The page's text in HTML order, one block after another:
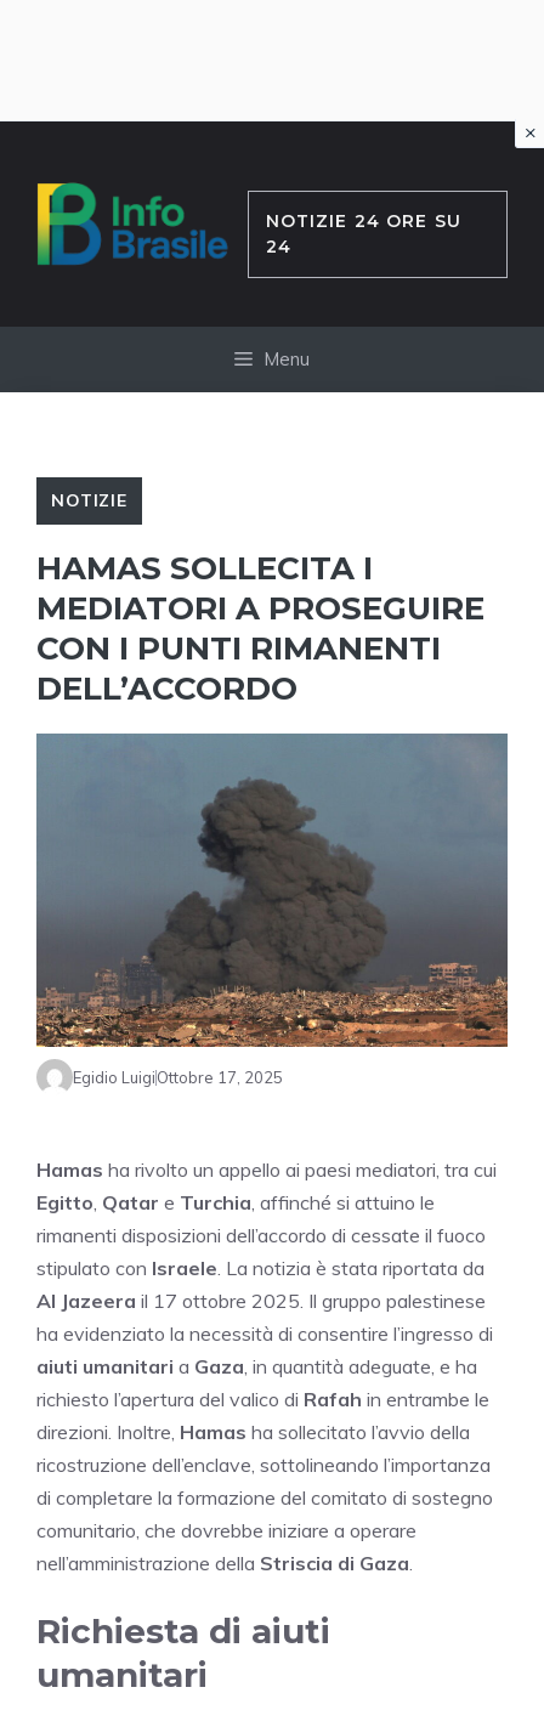
contenuto
NOTIZIE 24 ORE SU
24
Menu
NOTIZIE
HAMAS SOLLECITA I
MEDIATORI A PROSEGUIRE
CON I PUNTI RIMANENTI
DELL’ACCORDO
Egidio LuigiOttobre 17, 2025
Hamas ha rivolto un appello ai paesi mediatori, tra cui
Egitto, Qatar e Turchia, affinché si attuino le
rimanenti disposizioni dell’accordo di cessate il fuoco
stipulato con Israele. La notizia è stata riportata da
Al Jazeera il 17 ottobre 2025. Il gruppo palestinese
ha evidenziato la necessità di consentire l’ingresso di
aiuti umanitari a Gaza, in quantità adeguate, e ha
richiesto l’apertura del valico di Rafah in entrambe le
direzioni. Inoltre, Hamas ha sollecitato l’avvio della
ricostruzione dell’enclave, sottolineando l’importanza
di completare la formazione del comitato di sostegno
comunitario, che dovrebbe iniziare a operare
nell’amministrazione della Striscia di Gaza.
Richiesta di aiuti
umanitari
×